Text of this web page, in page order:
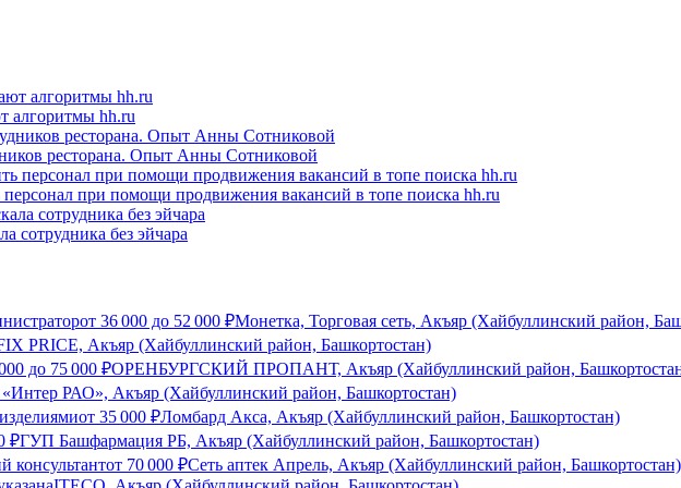
алгоритмы hh.ru
ресторана. Опыт Анны Сотниковой
при помощи продвижения вакансий в топе поиска hh.ru
сотрудника без эйчара
от 36 000 до 52 000 ₽Монетка, Торговая сеть, Акъяр (Хайбуллинский район,
PRICE, Акъяр (Хайбуллинский район, Башкортостан)
до 75 000 ₽ОРЕНБУРГСКИЙ ПРОПАНТ, Акъяр (Хайбуллинский район,
РАО», Акъяр (Хайбуллинский район, Башкортостан)
от 35 000 ₽Ломбард Акса, Акъяр (Хайбуллинский район, Башкортостан)
₽ГУП Башфармация РБ, Акъяр (Хайбуллинский район, Башкортостан)
консультантот 70 000 ₽Сеть аптек Апрель, Акъяр (Хайбуллинский район, Башкортостан)